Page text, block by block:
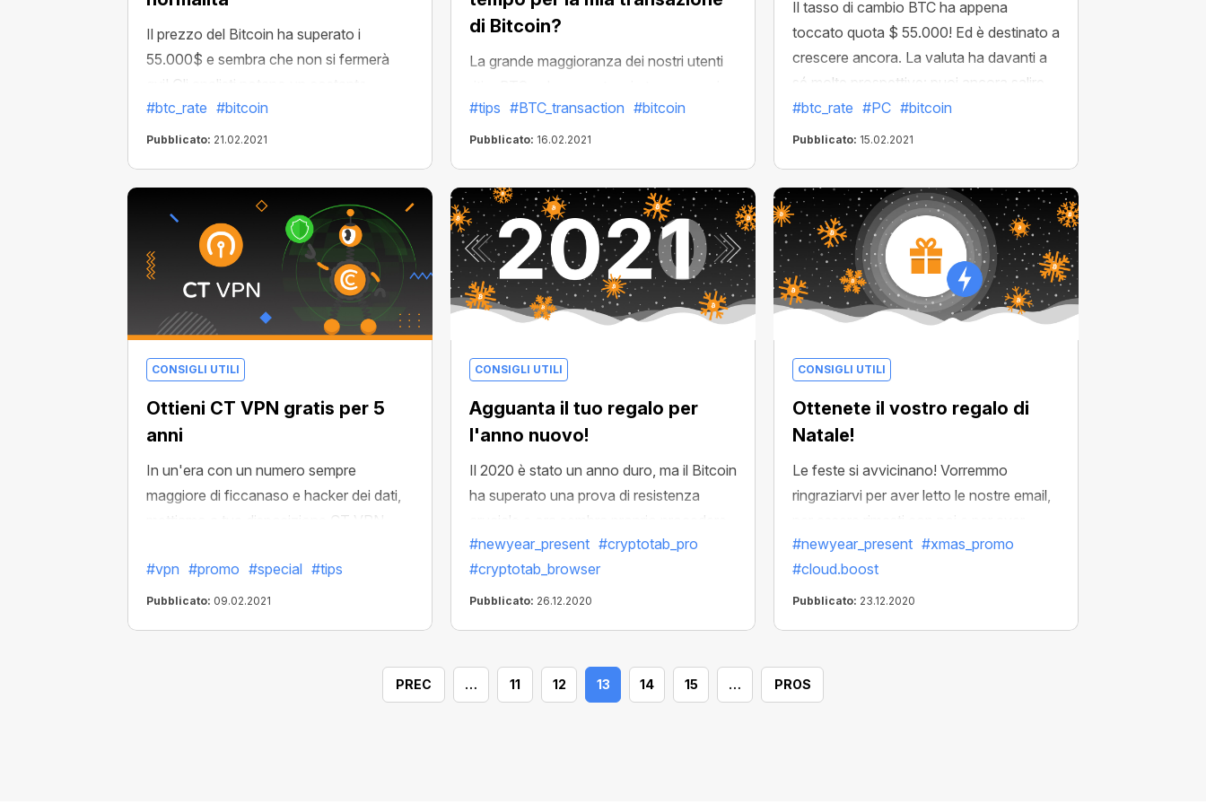
Il prezzo del Bitcoin ha superato i
55.000$ e sembra che non si fermerà
qui! Gli analisti notano un costante
aumento dell'afflusso di stablecoin e
prevedono che il Bitcoin potrebbe
dell'anno. E possiamo crederci vedendo
Bitcoin crescere del 70% dall'inizio del
#btc_rate #bitcoin
Pubblicato: 21.02.2021
di Bitcoin?
La grande maggioranza dei nostri utenti
casi eccezionali alcuni di voi dovranno
aspettare più a lungo.
#tips #BTC_transaction #bitcoin
Pubblicato: 16.02.2021
Il tasso di cambio BTC ha appena
toccato quota $ 55.000! Ed è destinato a
crescere ancora. La valuta ha davanti a
sé molte prospettive: puoi ancora salire
sul treno dei grossi profitti!
#btc_rate #PC #bitcoin
Pubblicato: 15.02.2021
CONSIGLI UTILI
Ottieni CT VPN gratis per 5
anni
In un'era con un numero sempre
maggiore di ficcanaso e hacker dei dati,
mettiamo a tua disposizione CT VPN
Con CT VPN, non solo manterrai privati i
tuoi dati e posizione, ma avrai accesso
#vpn #promo #special #tips
Pubblicato: 09.02.2021
CONSIGLI UTILI
Agguanta il tuo regalo per
l'anno nuovo!
Il 2020 è stato un anno duro, ma il Bitcoin
ha superato una prova di resistenza
cruciale e ora sembra proprio procedere
a livelli sempre più alti! Desideriamo
ringraziarti per essere rimasto con noi e
per questo ti offriamo il più bel regalo per
per iniziare un mining davvero propizio e
festeggiare un Felice Anno Nuovo con
#newyear_present #cryptotab_pro
#cryptotab_browser
Pubblicato: 26.12.2020
CONSIGLI UTILI
Ottenete il vostro regalo di
Natale!
Le feste si avvicinano! Vorremmo
ringraziarvi per aver letto le nostre email,
utilizzato i nostri prodotti. Abbiamo
un'offerta speciale per voi —
Cloud.Boost X2 gratuito. Guadagnate di
#newyear_present #xmas_promo
#cloud.boost
Pubblicato: 23.12.2020
PREC … 11 12 13 14 15 … PROS